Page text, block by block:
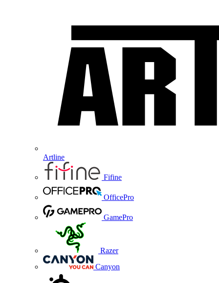
Artline
Fifine
OfficePro
GamePro
Razer
Canyon